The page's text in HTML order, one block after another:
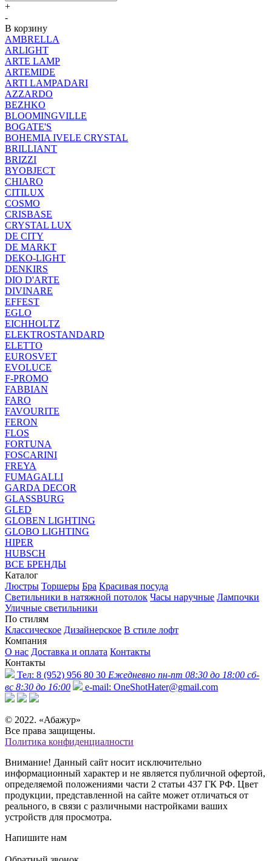
+
-
В корзину
AMBRELLA
ARLIGHT
ARTE LAMP
ARTEMIDE
ARTI LAMPADARI
AZZARDO
BEZHKO
BLOOMINGVILLE
BOGATE'S
BOHEMIA IVELE CRYSTAL
BRILLIANT
BRIZZI
BYOBJECT
CHIARO
CITILUX
COSMO
CRISBASE
CRYSTAL LUX
DE CITY
DE MARKT
DEKO-LIGHT
DENKIRS
DIO D'ARTE
DIVINARE
EFFEST
EGLO
EICHHOLTZ
ELEKTROSTANDARD
ELETTO
EUROSVET
EVOLUCE
F-PROMO
FABBIAN
FARO
FAVOURITE
FERON
FLOS
FORTUNA
FOSCARINI
FREYA
FUMAGALLI
GARDA DECOR
GLASSBURG
GLED
GLOBEN LIGHTING
GLOBO LIGHTING
HIPER
HUBSCH
ВСЕ БРЕНДЫ
Каталог
Люстры Торшеры Бра Красивая посуда
Светильники в натяжной потолок Часы наручные Лампочки
Уличные светильники
По стилям
Классическое Дизайнерское В стиле лофт
Компания
О нас Доставка и оплата Контакты
Контакты
Тел: 8 (952) 956 80 30 Ежедневно пн-пт 08:30 до 18:00 сб-
вс 8:30 до 16:00
e-mail: OneShotHater@gmail.com
© 2022. «Абажур»
Все права защищены.
Политика конфиденциалности
Внимание! Данный сайт носит исключительно
информационный характер и не является публичной офертой,
определяемой положениями части 2 статьи 437 ГК РФ. Цвет
продукции, представленной на сайте может отличаться от
реального, в связи с различными настройками ваших
устройств для просмотра.
Напишите нам